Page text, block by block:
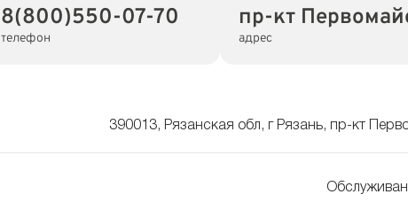
8(800)550-07-70
телефон
пр-кт
адрес
390013, Рязанская обл, г Рязань, пр-кт